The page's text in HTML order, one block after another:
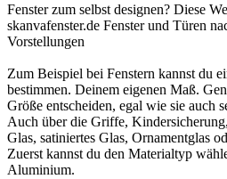
Fenster zum selbst designen? Diese
skanvafenster.de Fenster und Türen
Vorstellungen
Zum Beispiel bei Fenstern kannst du
bestimmen. Deinem eigenen Maß.
Größe entscheiden, egal wie sie auch
Auch über die Griffe,
Glas, satiniertes Glas, Ornamentglas
Zuerst kannst du den Materialtyp
Aluminium.